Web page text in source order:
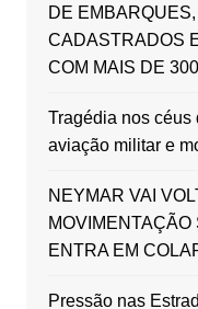
DE
CADASTRADOS
COM MAIS DE
Tragédia nos céus
aviação militar e
NEYMAR VAI
ENTRA EM
Pressão nas